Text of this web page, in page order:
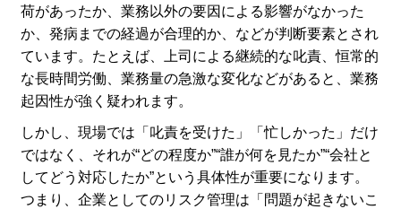
荷があったか、業務以外の要因による影響がなかった
か、発病までの経過が合理的か、などが判断要素とされ
ています。たとえば、上司による継続的な叱責、恒常的
な長時間労働、業務量の急激な変化などがあると、業務
起因性が強く疑われます。
しかし、現場では「叱責を受けた」「忙しかった」だけ
ではなく、それが“どの程度か”“誰が何を見たか”“会社と
してどう対応したか”という具体性が重要になります。
つまり、企業としてのリスク管理は「問題が起きないこ